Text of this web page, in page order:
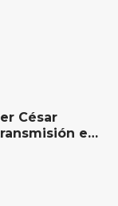
César
en